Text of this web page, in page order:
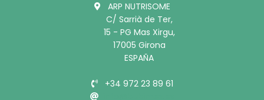
ARP NUTRISOME
C/ Sarrià de Ter,
15 - PG Mas Xirgu,
17005 Girona
ESPAÑA
+34 972 23 89 61